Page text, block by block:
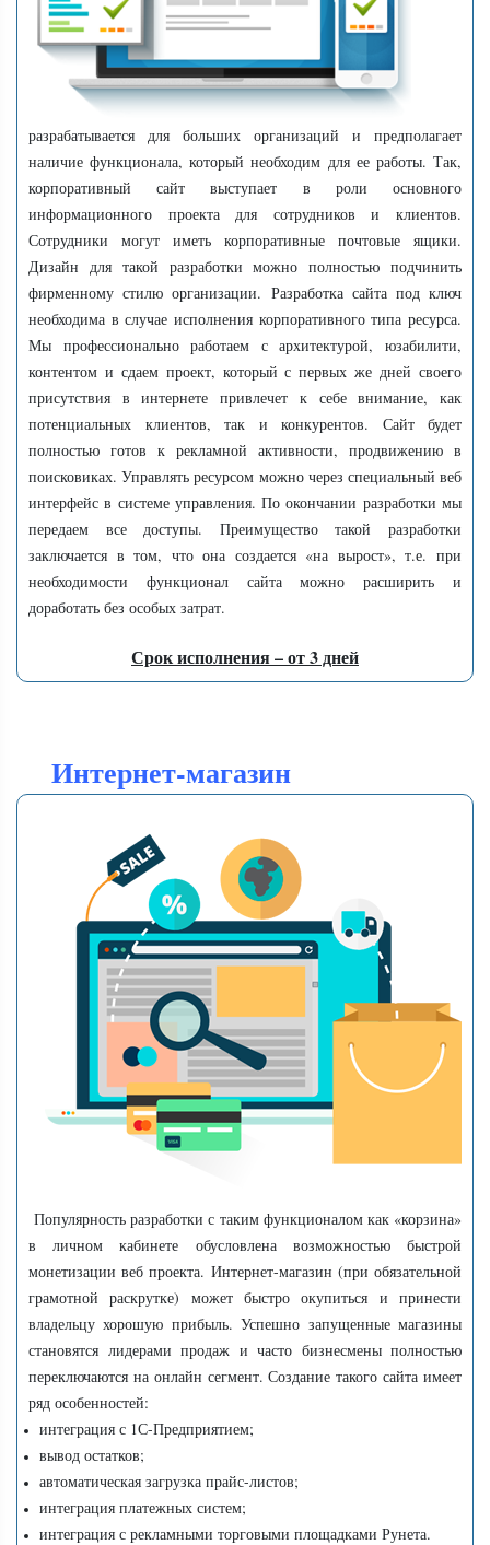
разрабатывается для больших организаций и предполагает
наличие функционала, который необходим для ее работы. Так,
корпоративный сайт выступает в роли основного
информационного проекта для сотрудников и клиентов.
Сотрудники могут иметь корпоративные почтовые ящики.
Дизайн для такой разработки можно полностью подчинить
фирменному стилю организации. Разработка сайта под ключ
необходима в случае исполнения корпоративного типа ресурса.
Мы профессионально работаем с архитектурой, юзабилити,
контентом и сдаем проект, который с первых же дней своего
присутствия в интернете привлечет к себе внимание, как
потенциальных клиентов, так и конкурентов. Сайт будет
полностью готов к рекламной активности, продвижению в
поисковиках. Управлять ресурсом можно через специальный веб
интерфейс в системе управления. По окончании разработки мы
передаем все доступы. Преимущество такой разработки
заключается в том, что она создается «на вырост», т.е. при
необходимости функционал сайта можно расширить и
доработать без особых затрат.
Срок исполнения – от 3 дней
Интернет-магазин
Популярность разработки с таким функционалом как «корзина»
в личном кабинете обусловлена возможностью быстрой
монетизации веб проекта. Интернет-магазин (при обязательной
грамотной раскрутке) может быстро окупиться и принести
владельцу хорошую прибыль. Успешно запущенные магазины
становятся лидерами продаж и часто бизнесмены полностью
переключаются на онлайн сегмент. Создание такого сайта имеет
ряд особенностей:
интеграция с 1С-Предприятием;
вывод остатков;
автоматическая загрузка прайс-листов;
интеграция платежных систем;
интеграция с рекламными торговыми площадками Рунета.